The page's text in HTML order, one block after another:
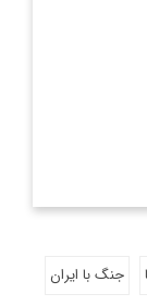
جنگ با ایران